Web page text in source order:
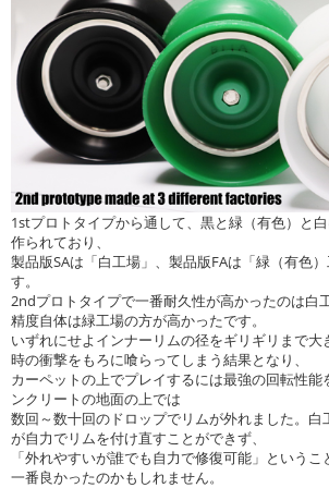
1stプロトタイプから通して、黒と緑（有色）と
作られており、
製品版SAは「白工場」、製品版FAは「緑（有色
す。
2ndプロトタイプで一番耐久性が高かったのは白
精度自体は緑工場の方が高かったです。
いずれにせよインナーリムの径をギリギリまで
時の衝撃をもろに喰らってしまう結果となり、
カーペットの上でプレイするには最強の回転性能
ンクリートの地面の上では
数回～数十回のドロップでリムが外れました。白
が自力でリムを付け直すことができず、
「外れやすいが誰でも自力で修復可能」という
一番良かったのかもしれません。